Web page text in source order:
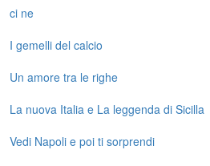
ci ne
I gemelli del calcio
Un amore tra le righe
La nuova Italia e La leggenda di Sicilla
Vedi Napoli e poi ti sorprendi